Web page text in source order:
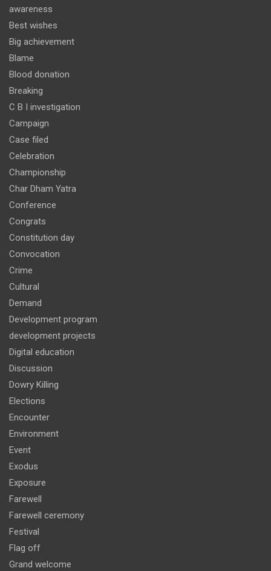
awareness
Best wishes
Big achievement
Blame
Blood donation
Breaking
C B I investigation
Campaign
Case filed
Celebration
Championship
Char Dham Yatra
Conference
Congrats
Constitution day
Convocation
Crime
Cultural
Demand
Development program
development projects
Digital education
Discussion
Dowry Killing
Elections
Encounter
Environment
Event
Exodus
Exposure
Farewell
Farewell ceremony
Festival
Flag off
Grand welcome